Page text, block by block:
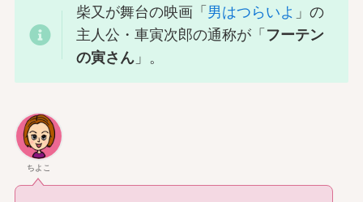
柴又が舞台の映画「 男はつらいよ 」の
主人公・車寅次郎の通称が「 フーテン
の寅さん 」。
ちよこ